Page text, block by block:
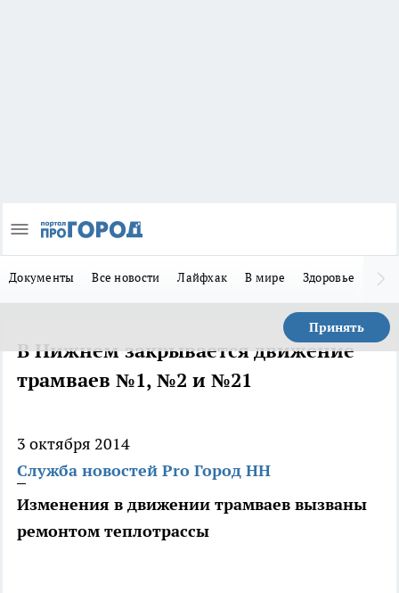
Документы Все новости Лайфхак В мире Здоровье
Принять
В Нижнем закрывается движение
трамваев №1, №2 и №21
3 октября 2014
Служба новостей Pro Город НН
Изменения в движении трамваев вызваны
ремонтом теплотрассы